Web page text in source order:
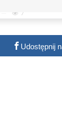
7
Udostępnij